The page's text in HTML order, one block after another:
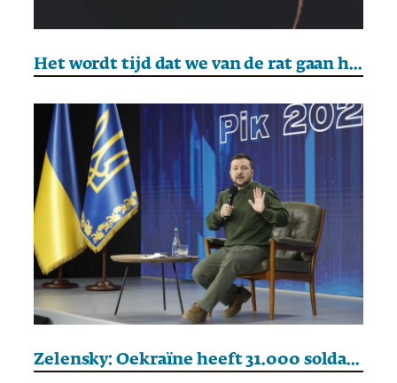
Het wordt tijd dat we van de rat gaan houden
Zelensky: Oekraïne heeft 31.000 soldaten verloren in twee jaar oorlog